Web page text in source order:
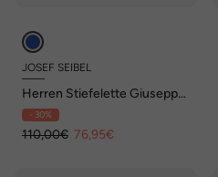
JOSEF SEIBEL
Herren Stiefelette Giuseppe
10, indigo
- 30%
110,00€ 76,95€